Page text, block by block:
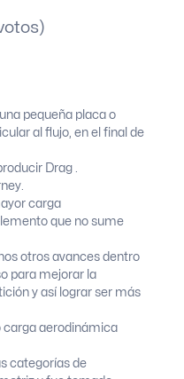
pequeña placa o
al flujo, en el final de
Drag .
carga
que no sume
otros avances dentro
para mejorar la
y así lograr ser más
carga aerodinámica
categorías de